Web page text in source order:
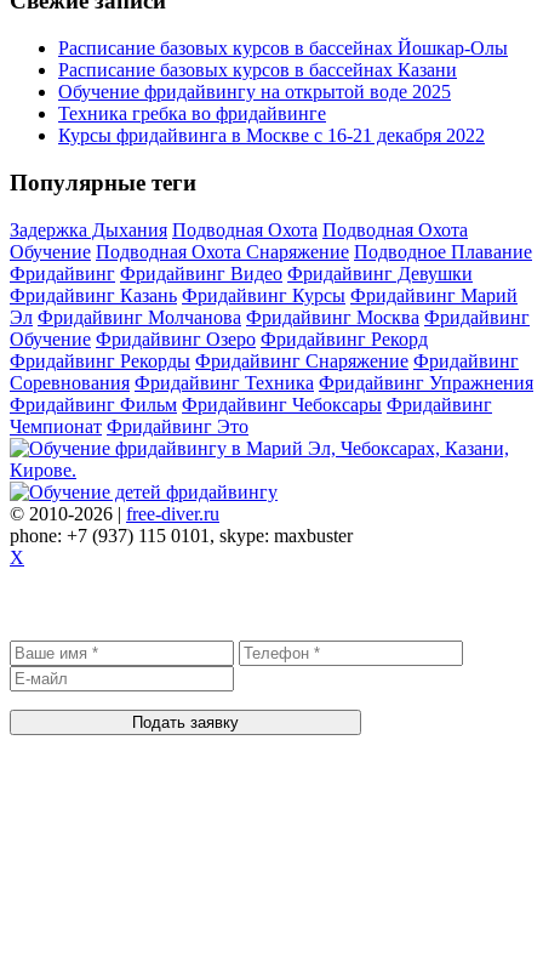
Расписание базовых курсов в бассейнах Йошкар-Олы
Расписание базовых курсов в бассейнах Казани
Обучение фридайвингу на открытой воде 2025
Техника гребка во фридайвинге
Курсы фридайвинга в Москве с 16-21 декабря 2022
Популярные теги
Задержка Дыхания Подводная Охота Подводная Охота
Обучение Подводная Охота Снаряжение Подводное Плавание
Фридайвинг Фридайвинг Видео Фридайвинг Девушки
Фридайвинг Казань Фридайвинг Курсы Фридайвинг Марий
Эл Фридайвинг Молчанова Фридайвинг Москва Фридайвинг
Обучение Фридайвинг Озеро Фридайвинг Рекорд
Фридайвинг Рекорды Фридайвинг Снаряжение Фридайвинг
Соревнования Фридайвинг Техника Фридайвинг Упражнения
Фридайвинг Фильм Фридайвинг Чебоксары Фридайвинг
Чемпионат Фридайвинг Это
© 2010-2026 | free-diver.ru
phone: +7 (937) 115 0101, skype: maxbuster
X